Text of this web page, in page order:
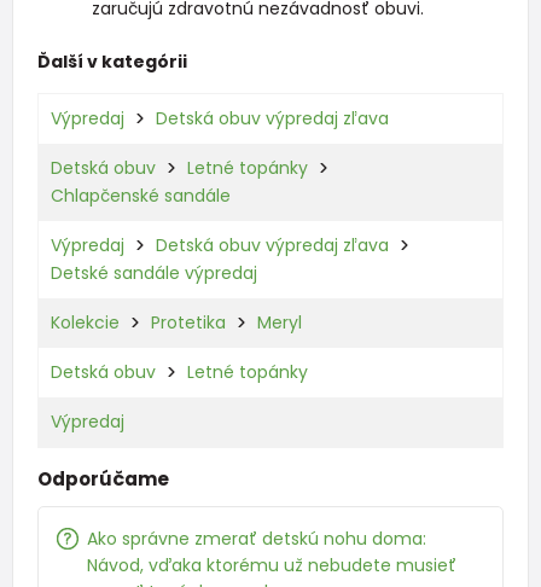
zaručujú zdravotnú nezávadnosť obuvi.
Ďalší v kategórii
Výpredaj Detská obuv výpredaj zľava
Detská obuv
Letné topánky
Chlapčenské sandále
Výpredaj
Detská obuv výpredaj zľava
Detské sandále výpredaj
Kolekcie Protetika Meryl
Detská obuv Letné topánky
Výpredaj
Odporúčame
Ako správne zmerať detskú nohu doma:
Návod, vďaka ktorému už nebudete musieť